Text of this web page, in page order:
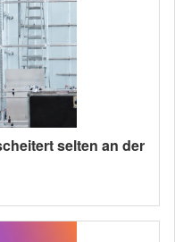
selten an der